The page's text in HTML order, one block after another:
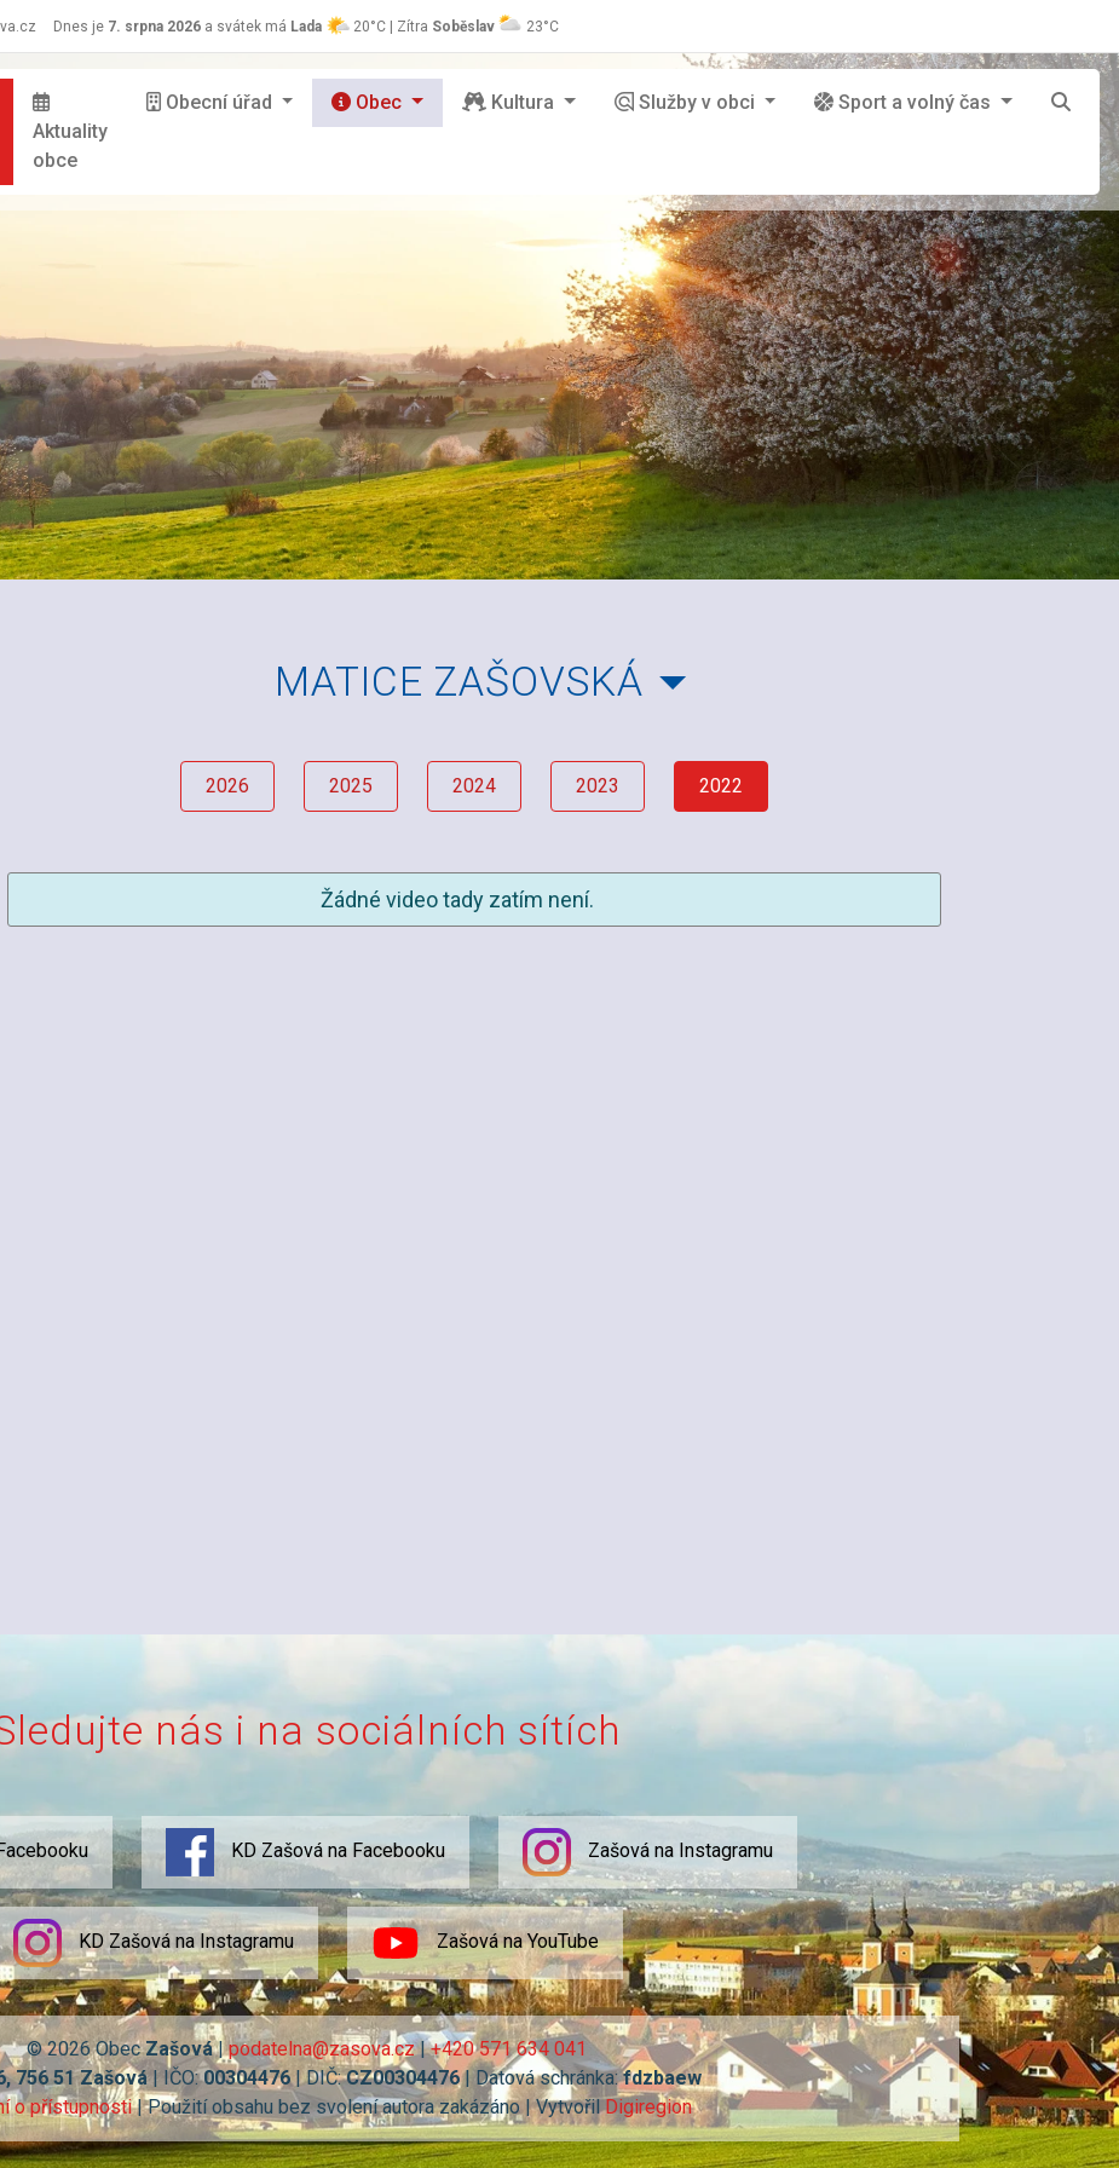
Dnes je 7. srpna 2026 a svátek má Lada 20°C | Zítra Soběslav 23°C
Aktuality
obce
Obecní úřad Obec Kultura Služby v obci Sport a volný čas
MATICE ZAŠOVSKÁ
2026 2025 2024 2023 2022
Žádné video tady zatím není.
nás i na sociálních sítích
KD Zašová na Facebooku Zašová na Instagramu
KD Zašová na Instagramu Zašová na YouTube
© 2026 ObecZašová|podatelna@zasova.cz|+420 571 634 041
756 51 Zašová| IČO:00304476| DIČ:CZ00304476| Datová schránka:fdzbaew
o přístupnosti| Použití obsahu bez svolení autora zakázáno | VytvořilDigiregion